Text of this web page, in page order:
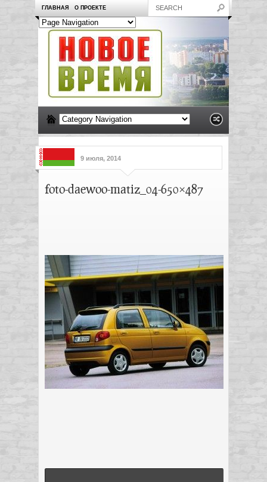
ГЛАВНАЯ О ПРОЕКТЕ
9 июля, 2014
foto-daewoo-matiz_04-650×487